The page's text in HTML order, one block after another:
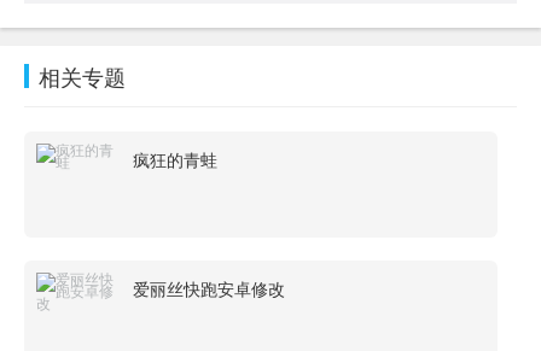
相关专题
疯狂的青蛙
爱丽丝快跑安卓修改